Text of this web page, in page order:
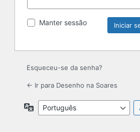
Manter sessão
Esqueceu-se da senha?
← Ir para Desenho na Soares
Idioma